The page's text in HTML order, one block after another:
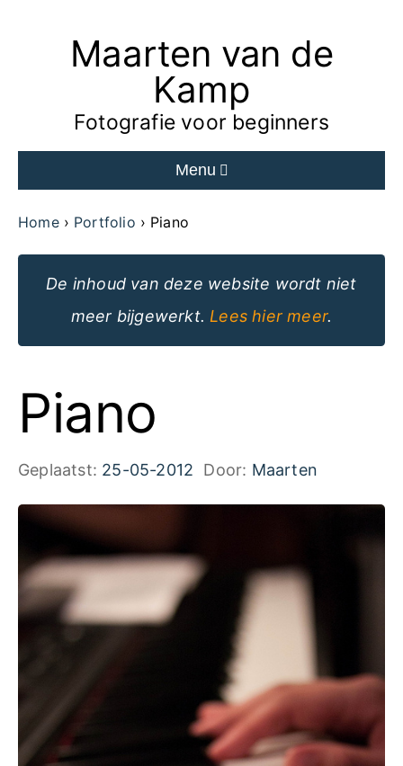
Maarten van de
Kamp
Fotografie voor beginners
Menu
Home Portfolio Piano
De inhoud van deze website wordt niet
meer bijgewerkt. Lees hier meer.
Piano
Geplaatst: 25-05-2012 Door: Maarten